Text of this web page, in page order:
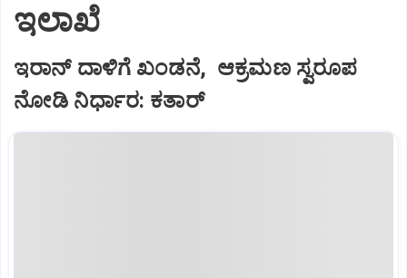
ಇಲಾಖೆ
ಇರಾನ್‌ ದಾಳಿಗೆ ಖಂಡನೆ, ಆಕ್ರಮಣ ಸ್ವರೂಪ
ನೋಡಿ ನಿರ್ಧಾರ: ಕತಾರ್‌